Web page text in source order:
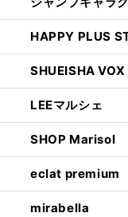
HAPPY PLUS
SHUEISHA VOX
LEEマルシェ
SHOP Marisol
eclat premium
mirabella